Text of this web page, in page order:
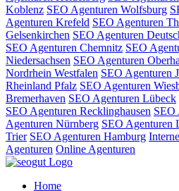
Koblenz SEO Agenturen Wolfsburg
Agenturen Krefeld SEO Agenturen
Gelsenkirchen SEO Agenturen
SEO Agenturen Chemnitz SEO
Niedersachsen SEO Agenturen
Nordrhein Westfalen SEO Agenturen
Rheinland Pfalz SEO Agenturen
Bremerhaven SEO Agenturen Lübeck
SEO Agenturen Recklinghausen SEO
Agenturen Nürnberg SEO Agenturen
Trier SEO Agenturen Hamburg
Agenturen Online Agenturen
Home